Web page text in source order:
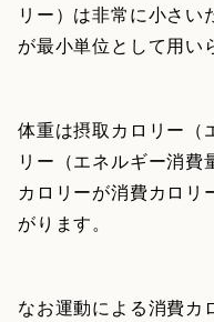
リー）は非常に小さ
が最小単位として用い
体重は摂取カロリー（
リー（エネルギー消費
カロリーが消費カロリ
がります。
なお運動による消費カ